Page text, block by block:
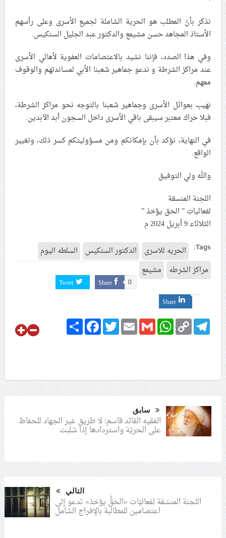
علماء البحرين: طلب الترخيص والإجازة من السلطة في
ممارسة الشعائر الحسينيّة هو في حقيقته محاربة لقضيّة
الإمام الحسين «ع»
لجنة مراسم الوداع والتشييع ومواراة الجثمان للإمام الشهيد
السيّد علي الحسيني الخامنئي تنشر تفاصيل التشييع في
نذكر بأنّ المطلب هو الحرية الشاملة لجميع الأسرى وعلى رأسهم
الأستاذ المجاهد حسن مشيمع والدكتور عبد الجليل السنكيس.
وفي هذا الصدد، فإننا نشيد بالاعتصامات العفوية لأهالي الأسرى
عند مراكز الشرطة و ندعو جماهير شعبنا الأبي لمساندتهم والوقوف
معهم.
نهيب بعوائل الأسرى وجماهير شعبنا بالتوجه نحو مراكز الشرطة،
فبلا حراك معتبر سيبقى باقي الأسرى داخل السجون أبد الآبدين.
في النهاية، نؤكد بأن بإمكانكم ومن مسؤوليتكم كسر ذلك، وتغيير
الواقع.
والله ولي التوفيق
اللجنة المنسقة
لفعاليات ” الحق يؤخذ ”
الثلاثاء 9 أبريل 2024 م
Tags: الحريه للاسرى الدكتور السنكيس
السلطه اليوم
مراكز الشرطه
مشيمع
Share 0
Tweet
Share
ShareFacebookTwitterEmailGmail
WhatsApp Copy
Link
Telegram
سابق
الفقيه القائد قاسم: لا طريق غير الجهاد للحفاظ
على الحريّة واستردادها إذا سُلبت
التالي
اللجنة المنسّقة لفعاليّات «الحقُّ يؤخذ» تدعو إلى
اعتصامين للمطالبة بالإفراج الشامل